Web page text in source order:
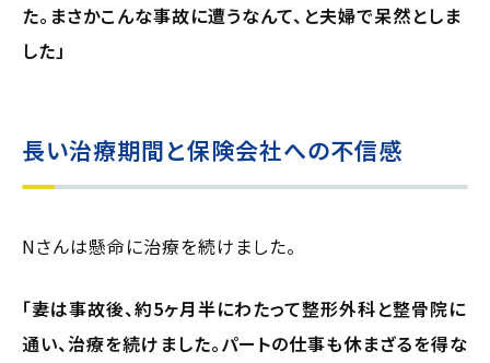
た。まさかこんな事故に遭うなんて、と夫婦で呆然としま
した」
長い治療期間と保険会社への不信感
Nさんは懸命に治療を続けました。
「妻は事故後、約5ヶ月半にわたって整形外科と整骨院に
通い、治療を続けました。パートの仕事も休まざるを得な